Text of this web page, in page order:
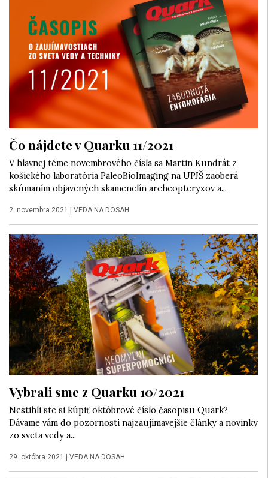
Čo nájdete v Quarku 11/2021
V hlavnej téme novembrového čísla sa Martin Kundrát z
košického laboratória PaleoBioImaging na UPJŠ zaoberá
skúmaním objavených skamenelín archeopteryxov a...
2. novembra 2021 | VEDA NA DOSAH
Vybrali sme z Quarku 10/2021
Nestihli ste si kúpiť októbrové číslo časopisu Quark?
Dávame vám do pozornosti najzaujímavejšie články a novinky
zo sveta vedy a...
29. októbra 2021 | VEDA NA DOSAH